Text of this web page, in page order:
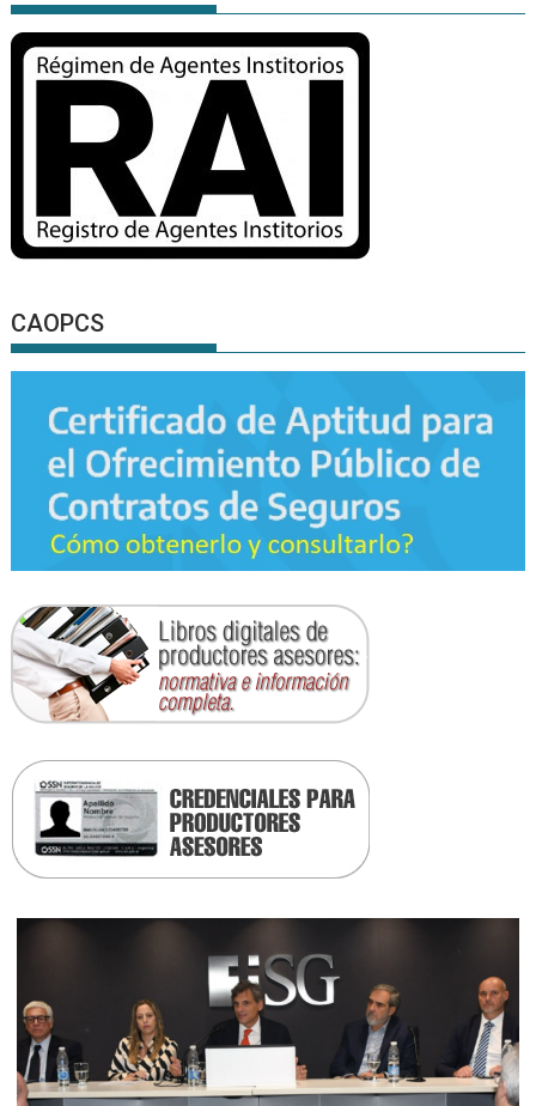
CAOPCS